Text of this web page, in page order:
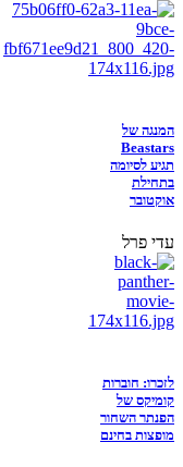
המנגה של
Beastars
תגיע לסיומה
בתחילת
אוקטובר
עדי פרל
לזכרו: חוברות
קומיקס של
הפנתר השחור
מופצות בחינם